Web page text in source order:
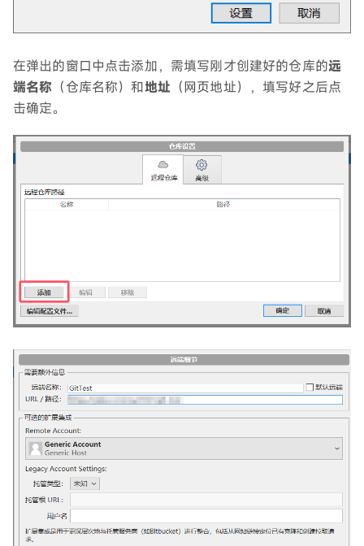
在弹出的窗口中点击添加，需填写刚才创建好的仓库的远
端名称 （仓库名称）和地址（网页地址），填写好之后点
击确定。